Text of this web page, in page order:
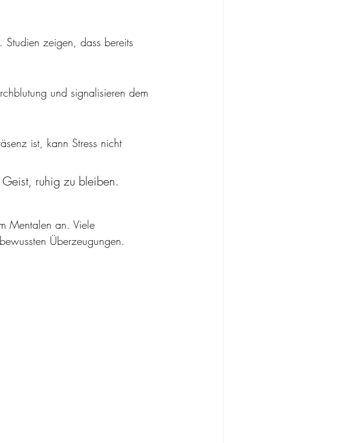
Studien zeigen, dass bereits
und signalisieren dem
ist, kann Stress nicht
ruhig zu bleiben.
Mentalen an. Viele
Überzeugungen.